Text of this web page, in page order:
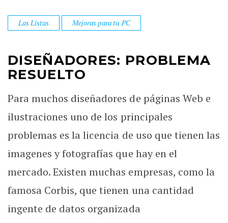
Las Listas Mejoras para tu PC
DISEÑADORES: PROBLEMA
RESUELTO
Para muchos diseñadores de páginas Web e
ilustraciones uno de los principales
problemas es la licencia de uso que tienen las
imagenes y fotografías que hay en el
mercado. Existen muchas empresas, como la
famosa Corbis, que tienen una cantidad
ingente de datos organizada